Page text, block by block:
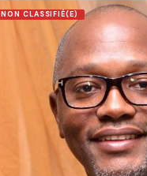
NON CLASSIFIÉ(E)